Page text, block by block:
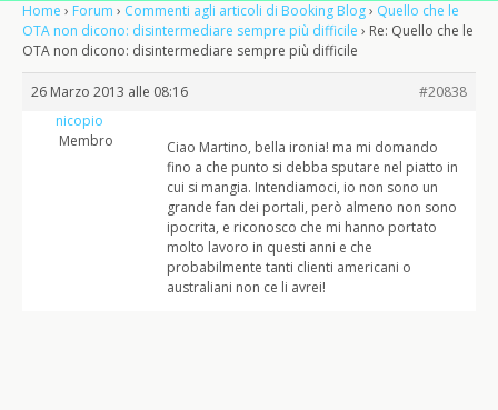
Home › Forum › Commenti agli articoli di Booking Blog› Quello che le
OTA non dicono: disintermediare sempre più difficile › Re: Quello che le
OTA non dicono: disintermediare sempre più difficile
26 Marzo 2013 alle 08:16
#20838
nicopio
Membro
Ciao Martino, bella ironia! ma mi domando
fino a che punto si debba sputare nel piatto in
cui si mangia. Intendiamoci, io non sono un
grande fan dei portali, però almeno non sono
ipocrita, e riconosco che mi hanno portato
molto lavoro in questi anni e che
probabilmente tanti clienti americani o
australiani non ce li avrei!